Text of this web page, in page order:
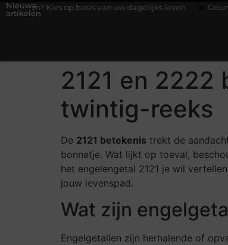
Nieuwe
artikelen
op basis van uw dagelijks leven Geurverspreider en
2121 en 2222
twintig-reeks
De 2121 betekenis trekt de
bonnetje. Wat lijkt op toeval,
het engelengetal 2121 je wil
jouw levenspad.
Wat zijn
Engelgetallen zijn herhalende of